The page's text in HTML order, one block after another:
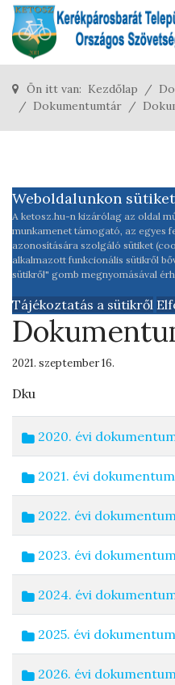
Ön itt van: Kezdőlap
Dokumentumtár
Weboldalunkon
A ketosz.hu-n kizárólag az oldal
munkamenet támogató, az egyes
azonosítására szolgáló sütiket
alkalmazott funkcionális sütikről
sütikről" gomb megnyomásával
Tájékoztatás a sütikről
2021. szeptember 16.
Dku
2020. évi
2021. évi
2022. évi
2023. évi
2024. évi
2025. évi
2026. évi